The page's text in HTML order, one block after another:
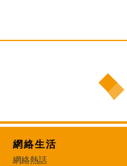
網絡生活
網絡熱話